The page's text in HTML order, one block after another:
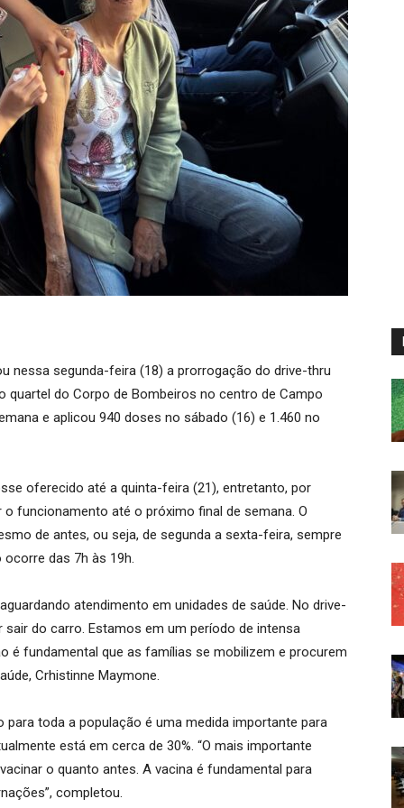
nessa segunda-feira (18) a prorrogação do drive-thru
quartel do Corpo de Bombeiros no centro de Campo
e aplicou 940 doses no sábado (16) e 1.460 no
oferecido até a quinta-feira (21), entretanto, por
funcionamento até o próximo final de semana. O
de antes, ou seja, de segunda a sexta-feira, sempre
das 7h às 19h.
atendimento em unidades de saúde. No drive-
do carro. Estamos em um período de intensa
é fundamental que as famílias se mobilizem e procurem
Crhistinne Maymone.
toda a população é uma medida importante para
está em cerca de 30%. “O mais importante
o quanto antes. A vacina é fundamental para
completou.